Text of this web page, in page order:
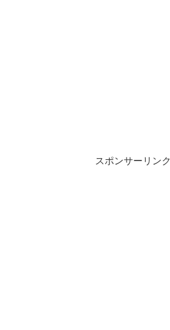
スポンサーリンク